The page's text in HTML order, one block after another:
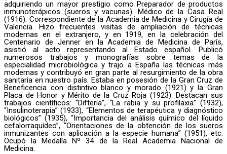
adquiriendo un mayor prestigio como Preparador de productos
inmunoterápicos (sueros y vacunas). Médico de la Casa Real
(1916). Correspondiente de la Academia de Medicina y Cirugía de
Valencia. Hizo frecuentes visitas de ampliación de técnicas
modernas en el extranjero, y en 1919, en la celebración del
Centenario de Jenner en la Academia de Medicina de París,
asistió al acto representando al Estado español. Publicó
numerosos trabajos y monografías sobre temas de la
especialidad microbiológica y trajo a España las técnicas más
modernas y contribuyó en gran parte al resurgimiento de la obra
sanitaria en nuestro país. Estaba en posesión de la Gran Cruz de
Beneficencia con distintivo blanco y morado (1921) y la Gran
Placa de Honor y Mérito de la Cruz Roja (1923). Destacan sus
trabajos científicos: “Difteria”, “La rabia y su profilaxia” (1932),
“Insulinoterapia” (1933), “Elementos de terapéutica y diagnóstico
biológicos” (1935), “Importancia del análisis químico del líquido
cefalorraquídeo”, “Orientaciones de la obtención de los sueros
inmunizantes con aplicación a la especie humana” (1951), etc.
Ocupó la Medalla Nº 34 de la Real Academia Nacional de
Medicina.